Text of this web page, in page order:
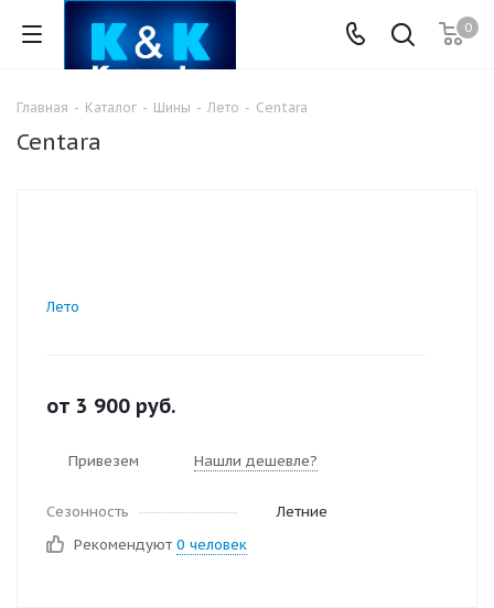
0
Главная - Каталог - Шины - Лето - Centara
Centara
Лето
от 3 900 руб.
Привезем Нашли дешевле?
Сезонность
Летние
Рекомендуют 0 человек